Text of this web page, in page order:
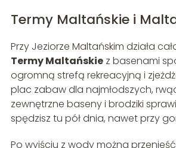
Termy Maltańskie i
Przy Jeziorze Maltańskim działa
Termy Maltańskiez basenami
ogromną strefą rekreacyjną i
plac zabaw dla najmłodszych,
zewnętrzne baseny i brodziki
spędzisz tu pół dnia, nawet przy
Po wyjściu z wody można